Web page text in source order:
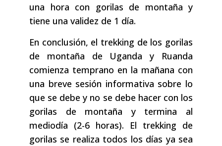
una hora con gorilas de montaña y
tiene una validez de 1 día.
En conclusión, el trekking de los gorilas
de montaña de Uganda y Ruanda
comienza temprano en la mañana con
una breve sesión informativa sobre lo
que se debe y no se debe hacer con los
gorilas de montaña y termina al
mediodía (2-6 horas). El trekking de
gorilas se realiza todos los días ya sea